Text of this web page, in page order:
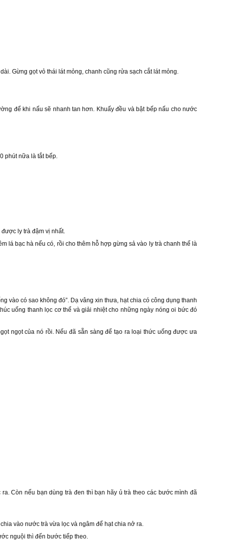
Gừng gọt vỏ thái lát mỏng, chanh cũng rửa sạch cắt lát mỏng.
để khi nấu sẽ nhanh tan hơn. Khuấy đều và bật bếp nấu cho nước
phút nữa là tắt bếp.
ly trà đậm vị nhất.
lá bạc hà nếu có, rồi cho thêm hỗ hợp gừng sả vào ly trà chanh thế là
vào có sao không đó”. Dạ vâng xin thưa, hạt chia có công dụng thanh
uống thanh lọc cơ thể và giải nhiệt cho những ngày nóng oi bức đó
ngọt của nó rồi. Nếu đã sẵn sàng để tạo ra loại thức uống được ưa
Còn nếu bạn dùng trà đen thì bạn hãy ủ trà theo các bước mình đã
vào nước trà vừa lọc và ngâm để hạt chia nở ra.
nguội thì đến bước tiếp theo.